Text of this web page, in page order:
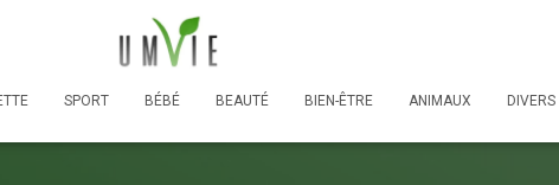
SPORT BÉBÉ BEAUTÉ BIEN-ÊTRE ANIMAUX DIVERS